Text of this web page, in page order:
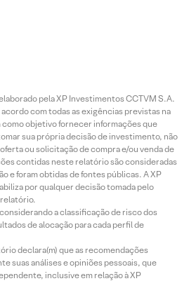
pela XP Investimentos CCTVM S.A.
com todas as exigências previstas na
objetivo fornecer informações que
sua própria decisão de investimento, não
ou solicitação de compra e/ou venda de
contidas neste relatório são consideradas
e foram obtidas de fontes públicas. A XP
por qualquer decisão tomada pelo
a classificação de risco dos
de alocação para cada perfil de
declara(m) que as recomendações
suas análises e opiniões pessoais, que
inclusive em relação à XP